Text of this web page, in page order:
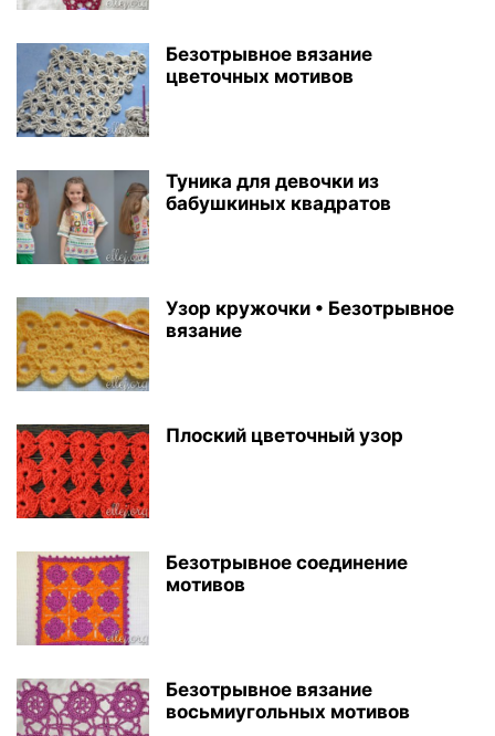
Безотрывное вязание
цветочных мотивов
Туника для девочки из
бабушкиных квадратов
Узор кружочки • Безотрывное
вязание
Плоский цветочный узор
Безотрывное соединение
мотивов
Безотрывное вязание
восьмиугольных мотивов